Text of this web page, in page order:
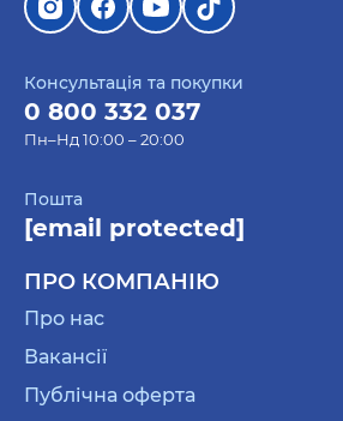
Консультація та покупки
0 800 332 037
Пн–Нд 10:00 – 20:00
Пошта
[email protected]
ПРО КОМПАНІЮ
Про нас
Вакансії
Публічна оферта